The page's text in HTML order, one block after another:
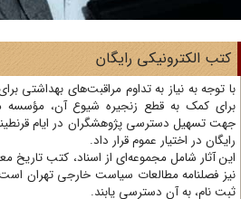
الکترونیکی رایگان
کمک به قطع زنجیره شیوع آن، مؤسسه
تسهیل دسترسی پژوهشگران در ایام قرنطینه
در اختیار عموم قرار داد.
آثار شامل مجموعه‌ای از اسناد، کتب تاریخ
فصلنامه مطالعات سیاست خارجی تهران است
نام، به آن دسترسی یابند.